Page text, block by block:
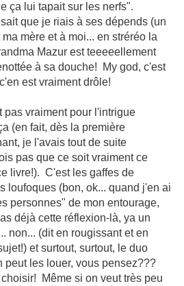
ça lui tapait sur les nerfs".
que je riais à ses dépends (un
mère et à moi... en stréréo la
Mazur est teeeeellement
à sa douche! My god, c'est
est vraiment drôle!
pas vraiment pour l'intrigue
(en fait, dès la première
je l'avais tout de suite
pas que ce soit vraiment ce
livre!). C'est les gaffes de
loufoques (bon, ok... quand j'en ai
personnes" de mon entourage,
déjà cette réflexion-là, ya un
non... (dit en rougissant et en
et surtout, surtout, le duo
les louer, vous pensez???
Même si on veut très peu